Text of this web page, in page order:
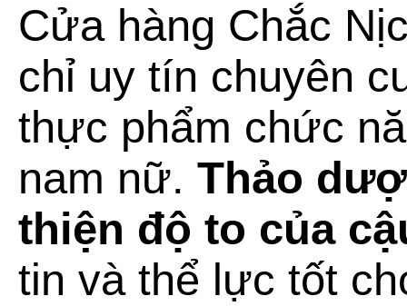
Cửa hàng Chắc
chỉ uy tín chuyên
thực phẩm chức
nam nữ. Thảo
thiện độ to của
tin và thể lực tốt